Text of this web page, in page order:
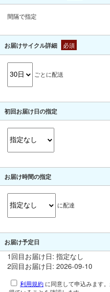
間隔で指定
お届けサイクル詳細 必須
ごとに配送
初回お届け日の指定
お届け時間の指定
に配達
お届け予定日
1回目お届け日: 指定なし
2回目お届け日: 2026-09-10
利用規約に同意して申込みます